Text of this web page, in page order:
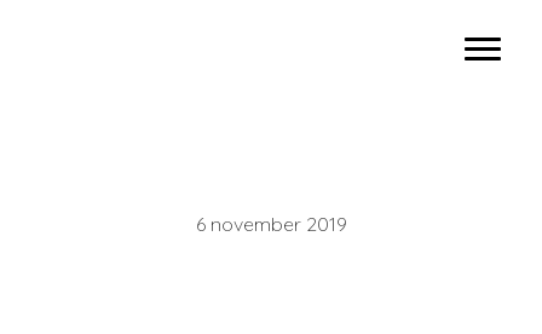
6 november 2019